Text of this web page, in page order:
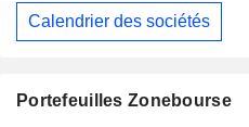
WESTPAC BANKING CORPORATION
SIMON PROPERTY GROUP, INC.
Calendrier des sociétés
Portefeuilles Zonebourse